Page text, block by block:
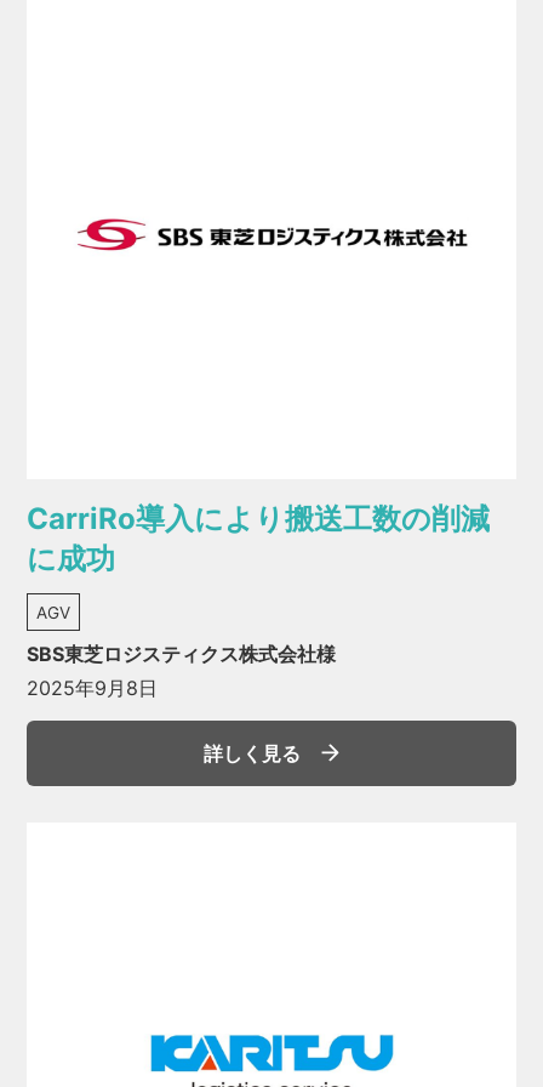
CarriRo導入により搬送工数の削減
に成功
AGV
SBS東芝ロジスティクス株式会社様
2025年9月8日
詳しく見る